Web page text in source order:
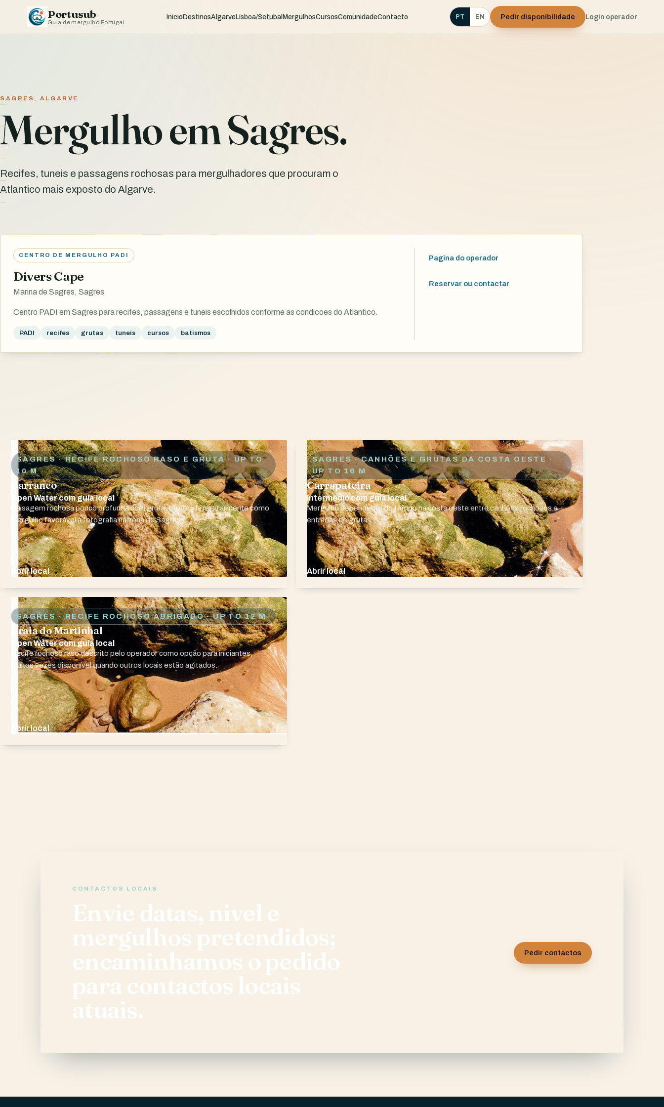
Portusub
Guia de mergulho Portugal
InicioDestinosAlgarveLisboa/Setubal MergulhosCursosComunidadeContacto PT EN Pedir disponibilidade Login operador
SAGRES, ALGARVE
Mergulho em Sagres.
Recifes, tuneis e passagens rochosas para mergulhadores que procuram o
Atlantico mais exposto do Algarve.
CENTRO DE MERGULHO PADI
Divers Cape
Marina de Sagres, Sagres
Centro PADI em Sagres para recifes, passagens e tuneis escolhidos conforme as condicoes do Atlantico.
PADI recifes grutas tuneis cursos batismos
Pagina do operador
Reservar ou contactar
SAGRES · RECIFE ROCHOSO RASO E GRUTA· UP TO
10 M
Barranco
Open Water com guia local
Paisagem rochosa pouco profunda com gruta, oferecida regularmente como
mergulho favorável à fotografia na zona de Sagres.
Abrir local
SAGRES · CANHÕES E GRUTAS DA COSTA OESTE
·
UP TO 16 M
Carrapateira
Intermédio com guia local
Mergulho dependente do tempo na costa oeste entre canhões rochosos e
entradas de grutas.
Abrir local
SAGRES · RECIFE ROCHOSO ABRIGADO· UP TO 12 M
Praia do Martinhal
Open Water com guia local
Recife rochoso raso descrito pelo operador como opção para iniciantes,
muitas vezes disponível quando outros locais estão agitados.
Abrir local
CONTACTOS LOCAIS
Envie datas, nivel e
mergulhos pretendidos;
encaminhamos o pedido
para contactos locais
atuais.
Pedir contactos